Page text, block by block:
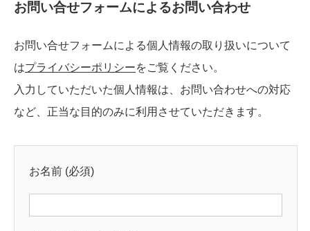
お問い合せフォームによるお問い合わせ
お問い合せフォームによる個人情報の取り扱いについて
はプライバシーポリシーをご覧ください。
入力していただいた個人情報は、お問い合わせへの対応
など、正当な目的のみに利用させていただきます。
お名前 (必須)